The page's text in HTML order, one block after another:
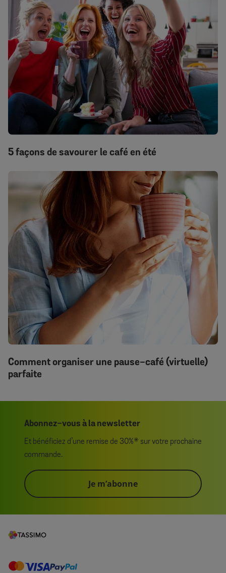
5 façons de savourer le café en été
Comment organiser une pause-café (virtuelle)
parfaite
Abonnez-vous à la newsletter
Et bénéficiez d’une remise de 30%* sur votre prochaine
commande.
Je m’abonne